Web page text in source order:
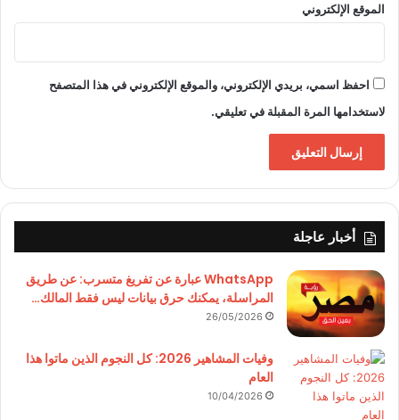
الموقع الإلكتروني
احفظ اسمي، بريدي الإلكتروني، والموقع الإلكتروني في هذا المتصفح
لاستخدامها المرة المقبلة في تعليقي.
أخبار عاجلة
WhatsApp عبارة عن تفريغ متسرب: عن طريق
المراسلة، يمكنك حرق بيانات ليس فقط المالك…
26/05/2026
وفيات المشاهير 2026: كل النجوم الذين ماتوا هذا
العام
10/04/2026